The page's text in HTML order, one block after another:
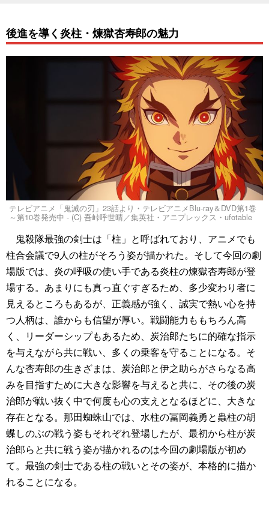
後進を導く炎柱・煉獄杏寿郎の魅力
テレビアニメ「鬼滅の刃」23話より・テレビアニメBlu-ray＆DVD第1巻
～第10巻発売中 - (C) 吾峠呼世晴／集英社・アニプレックス・ufotable
鬼殺隊最強の剣士は「柱」と呼ばれており、アニメでも
柱合会議で9人の柱がそろう姿が描かれた。そして今回の劇
場版では、炎の呼吸の使い手である炎柱の煉獄杏寿郎が登
場する。あまりにも真っ直ぐすぎるため、多少変わり者に
見えるところもあるが、正義感が強く、誠実で熱い心を持
つ人柄は、誰からも信望が厚い。戦闘能力ももちろん高
く、リーダーシップもあるため、炭治郎たちに的確な指示
を与えながら共に戦い、多くの乗客を守ることになる。そ
んな杏寿郎の生きざまは、炭治郎と伊之助らがさらなる高
みを目指すために大きな影響を与えると共に、その後の炭
治郎が戦い抜く中で何度も心の支えとなるほどに、大きな
存在となる。那田蜘蛛山では、水柱の冨岡義勇と蟲柱の胡
蝶しのぶの戦う姿もそれぞれ登場したが、最初から柱が炭
治郎らと共に戦う姿が描かれるのは今回の劇場版が初め
て。最強の剣士である柱の戦いとその姿が、本格的に描か
れることになる。